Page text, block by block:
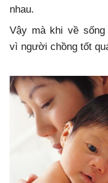
nhau.
Vậy mà khi về
vì người chồng tốt